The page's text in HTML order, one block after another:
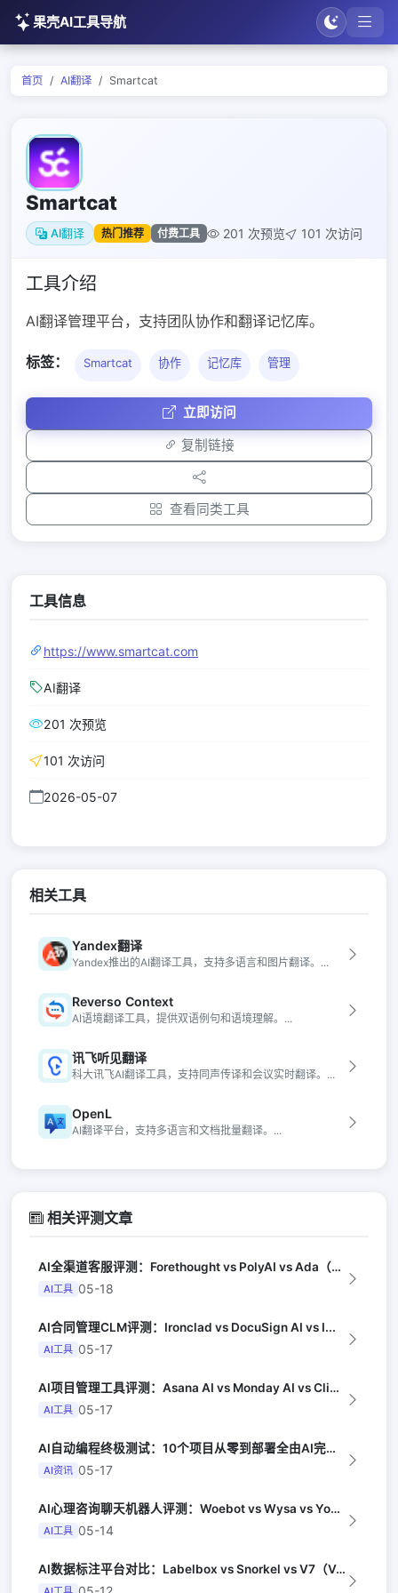
果壳AI工具导航
首页 AI翻译 Smartcat
Smartcat
AI翻译 热门推荐 付费工具 201 次预览 101 次访问
工具介绍
AI翻译管理平台，支持团队协作和翻译记忆库。
标签： Smartcat 协作 记忆库 管理
立即访问
复制链接
查看同类工具
工具信息
https://www.smartcat.com
AI翻译
201 次预览
101 次访问
2026-05-07
相关工具
Yandex翻译
Yandex推出的AI翻译工具，支持多语言和图片翻译。...
Reverso Context
AI语境翻译工具，提供双语例句和语境理解。...
讯飞听见翻译
科大讯飞AI翻译工具，支持同声传译和会议实时翻译。...
OpenL
AI翻译平台，支持多语言和文档批量翻译。...
相关评测文章
AI全渠道客服评测：Forethought vs PolyAI vs Ada（G...
AI工具 05-18
AI合同管理CLM评测：Ironclad vs DocuSign AI vs I...
AI工具 05-17
AI项目管理工具评测：Asana AI vs Monday AI vs Clic...
AI工具 05-17
AI自动编程终极测试：10个项目从零到部署全由AI完成（Y Combinator...
AI资讯 05-17
AI心理咨询聊天机器人评测：Woebot vs Wysa vs Youper（A...
AI工具 05-14
AI数据标注平台对比：Labelbox vs Snorkel vs V7（Ven...